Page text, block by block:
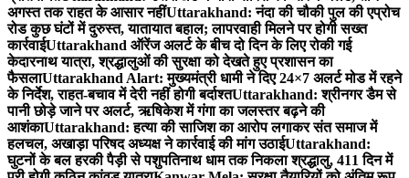
अगस्त तक राहत के आसार नहींUttarakhand: नंदा की चौकी पुल की एप्रोच
रोड कुछ घंटों में दुरुस्त, यातायात बहाल; लापरवाही मिलने पर होगी सख्त
कार्रवाईUttarakhand ऑरेंज अलर्ट के बीच दो दिन के लिए रोकी गई
केदारनाथ यात्रा, श्रद्धालुओं की सुरक्षा को देखते हुए प्रशासन का
फैसलाUttarakhand Alart: मुख्यमंत्री धामी ने दिए 24×7 अलर्ट मोड में रहने
के निर्देश, राहत-बचाव में देरी नहीं होगी बर्दाश्तUttarakhand: श्रीनगर डैम से
पानी छोड़े जाने पर अलर्ट, ऋषिकेश में गंगा का जलस्तर बढ़ने की
आशंकाUttarakhand: हत्या की साजिश का आरोप लगाकर संत समाज में
हलचल, अखाड़ा परिषद अध्यक्ष ने कार्रवाई की मांग उठाईUttarakhand:
घुटनों के बल हरकी पैड़ी से पशुपतिनाथ धाम तक निकला श्रद्धालु, 411 दिन में